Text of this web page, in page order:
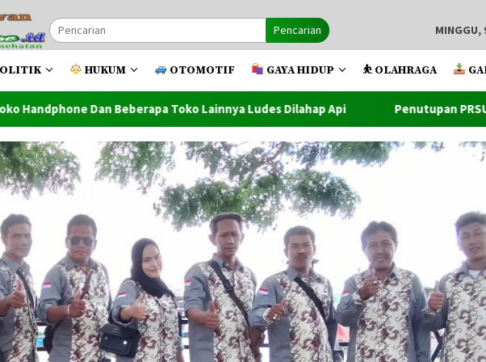
Pencarian MINGGU,
HUKUM OTOMOTIF GAYA HIDUP ⛹️ OLAHRAGA
Toko Lainnya Ludes Dilahap Api Penutupan PRSU Ke-50 Dihadiri Walikota